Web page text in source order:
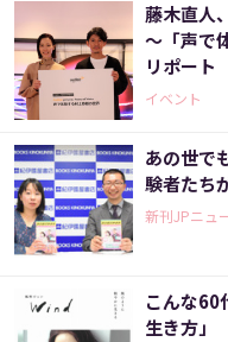
藤木直人
～「声で
リポート
イベント
あの世で
験者たち
新刊JPニュ
こんな60
生き方」